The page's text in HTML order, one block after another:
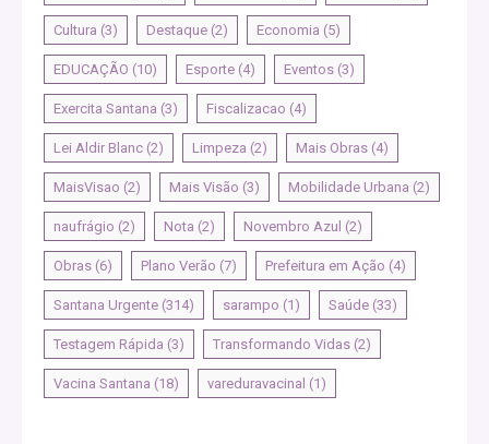
Cultura (3) Destaque (2) Economia (5)
EDUCAÇÃO (10) Esporte (4) Eventos (3)
Exercita Santana (3) Fiscalizacao (4)
Lei Aldir Blanc (2) Limpeza (2) Mais Obras (4)
MaisVisao (2) Mais Visão (3) Mobilidade Urbana (2)
naufrágio (2) Nota (2) Novembro Azul (2)
Obras (6) Plano Verão (7) Prefeitura em Ação (4)
Santana Urgente (314) sarampo (1) Saúde (33)
Testagem Rápida (3) Transformando Vidas (2)
Vacina Santana (18) vareduravacinal (1)